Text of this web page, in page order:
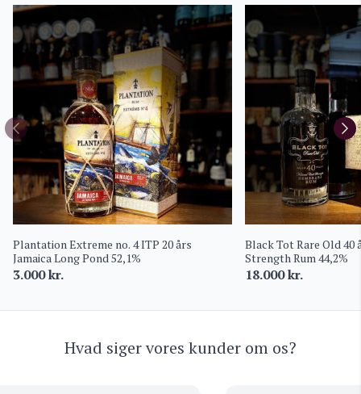
Plantation Extreme no. 4 ITP 20 års
Jamaica Long Pond 52,1%
3.000kr.
Black Tot Rare Old 40
Strength Rum 44,2%
18.000kr.
Hvad siger vores kunder om os?